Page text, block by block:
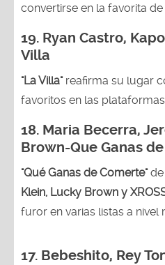
convertirse en la favorita
19. Ryan Castro,
Villa
"La Villa"reafirma su lugar
favoritos en las
18. Maria Becerra,
Brown-Que Ganas
"Qué Ganas de Comerte"de
Klein, Lucky Brown y
furor en varias listas a nivel
17. Bebeshito, Rey